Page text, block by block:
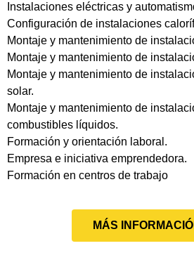
Instalaciones eléctricas y
Configuración de instalaciones
Montaje y mantenimiento de
Montaje y mantenimiento de
Montaje y mantenimiento de
solar.
Montaje y mantenimiento de
combustibles líquidos.
Formación y orientación laboral.
Empresa e iniciativa emprendedora.
Formación en centros de trabajo
MÁS